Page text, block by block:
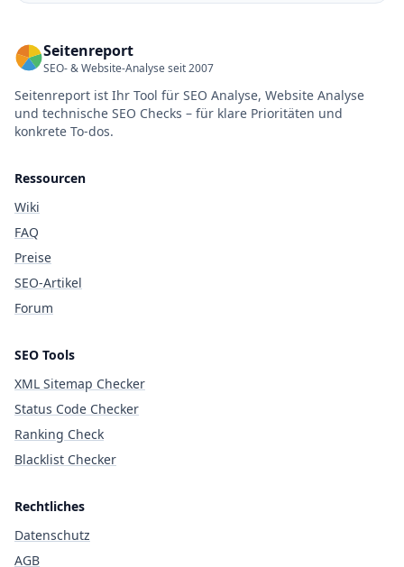
Seitenreport
SEO- & Website-Analyse seit 2007
Seitenreport ist Ihr Tool für SEO Analyse, Website Analyse
und technische SEO Checks – für klare Prioritäten und
konkrete To-dos.
Ressourcen
Wiki
FAQ
Preise
SEO-Artikel
Forum
SEO Tools
XML Sitemap Checker
Status Code Checker
Ranking Check
Blacklist Checker
Rechtliches
Datenschutz
AGB